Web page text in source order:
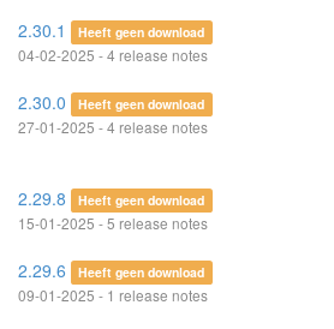
2.30.1 Heeft geen download
04-02-2025 - 4 release notes
2.30.0 Heeft geen download
27-01-2025 - 4 release notes
2.29.8 Heeft geen download
15-01-2025 - 5 release notes
2.29.6 Heeft geen download
09-01-2025 - 1 release notes